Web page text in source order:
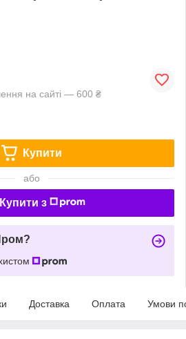
на сайті — 600 ₴
Купити
або
Купити з
Доставка Оплата Умови